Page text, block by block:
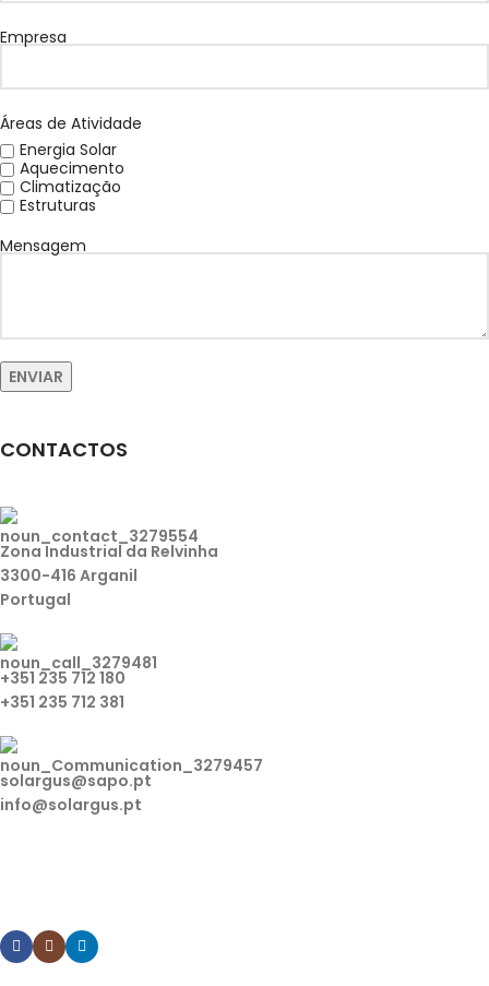
Empresa
Áreas de Atividade
Energia Solar
Aquecimento
Climatização
Estruturas
Mensagem
CONTACTOS
Zona Industrial da Relvinha
3300-416 Arganil
Portugal
+351 235 712 180
+351 235 712 381
solargus@sapo.pt
info@solargus.pt